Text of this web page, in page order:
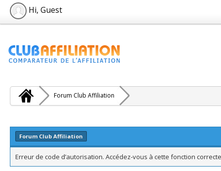
Hi, Guest
Forum Club Affiliation
Forum Club Affiliation
Erreur de code d’autorisation. Accédez-vous à cette fonction